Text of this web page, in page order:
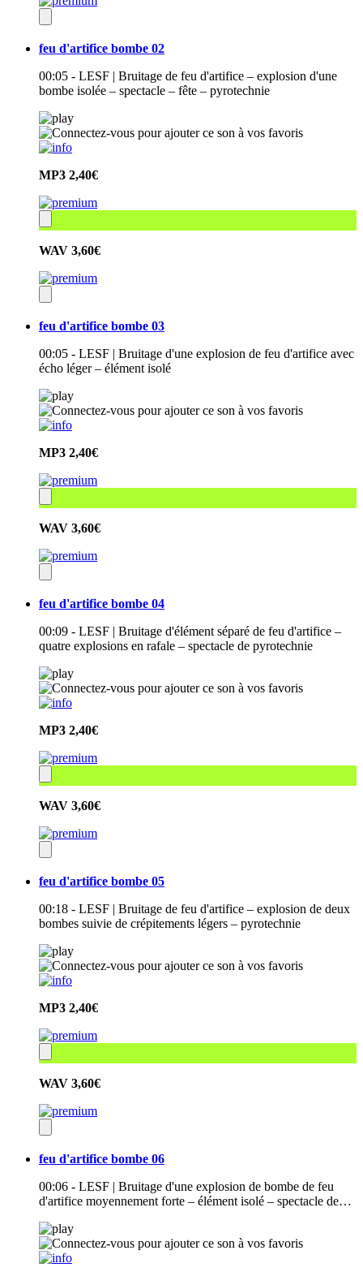
feu d'artifice bombe 02
00:05 - LESF | Bruitage de feu d'artifice – explosion d'une
bombe isolée – spectacle – fête – pyrotechnie
MP3 2,40€
WAV 3,60€
feu d'artifice bombe 03
00:05 - LESF | Bruitage d'une explosion de feu d'artifice avec
écho léger – élément isolé
MP3 2,40€
WAV 3,60€
feu d'artifice bombe 04
00:09 - LESF | Bruitage d'élément séparé de feu d'artifice –
quatre explosions en rafale – spectacle de pyrotechnie
MP3 2,40€
WAV 3,60€
feu d'artifice bombe 05
00:18 - LESF | Bruitage de feu d'artifice – explosion de deux
bombes suivie de crépitements légers – pyrotechnie
MP3 2,40€
WAV 3,60€
feu d'artifice bombe 06
00:06 - LESF | Bruitage d'une explosion de bombe de feu
d'artifice moyennement forte – élément isolé – spectacle de…